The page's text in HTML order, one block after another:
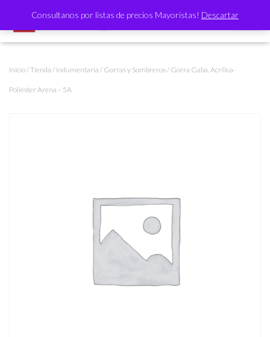
Consultanos por listas de precios Mayoristas! Descartar
Inicio/Tienda / Indumentaria / Gorras y Sombreros/ Gorra Gaba. Acrílica-
Poliéster Arena – 5A